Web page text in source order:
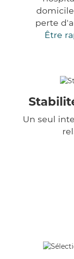
perte
Être
Un seul